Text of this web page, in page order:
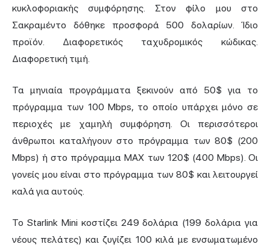
κυκλοφοριακής συμφόρησης. Στον φίλο μου στο
Σακραμέντο δόθηκε προσφορά 500 δολαρίων. Ίδιο
προϊόν. Διαφορετικός ταχυδρομικός κώδικας.
Διαφορετική τιμή.
Τα μηνιαία προγράμματα ξεκινούν από 50$ για το
πρόγραμμα των 100 Mbps, το οποίο υπάρχει μόνο σε
περιοχές με χαμηλή συμφόρηση. Οι περισσότεροι
άνθρωποι καταλήγουν στο πρόγραμμα των 80$ (200
Mbps) ή στο πρόγραμμα MAX των 120$ (400 Mbps). Οι
γονείς μου είναι στο πρόγραμμα των 80$ και λειτουργεί
καλά για αυτούς.
Το Starlink Mini κοστίζει 249 δολάρια (199 δολάρια για
νέους πελάτες) και ζυγίζει 100 κιλά με ενσωματωμένο